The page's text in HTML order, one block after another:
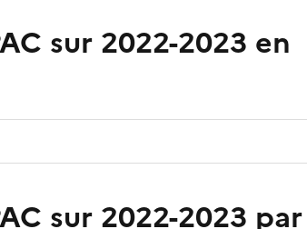
sur 2022-2023 en
sur 2022-2023 par